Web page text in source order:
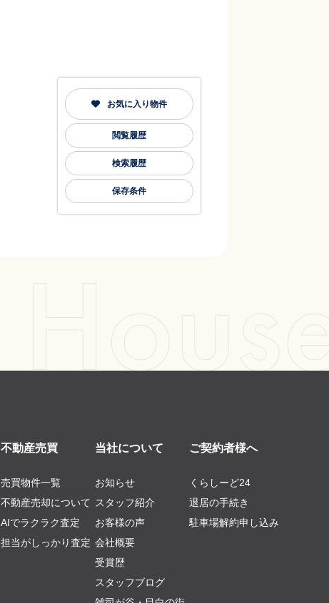
お気に入り物件
閲覧履歴
検索履歴
保存条件
不動産売買
売買物件一覧
不動産売却について
AIでラクラク査定
担当がしっかり査定
当社について
お知らせ
スタッフ紹介
お客様の声
会社概要
受賞歴
スタッフブログ
ご契約者様へ
くらしーど24
退居の手続き
駐車場解約申し込み